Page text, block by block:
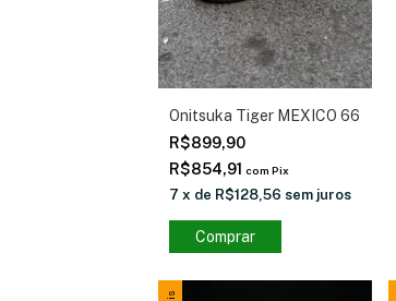
Onitsuka Tiger MEXICO 66
R$899,90
R$854,91 com Pix
7 x de R$128,56 sem juros
Comprar